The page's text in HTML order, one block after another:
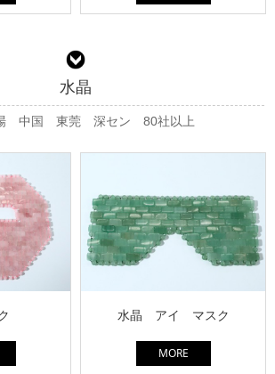
水晶
中国 東莞 深セン 80社以上
水晶 アイ マスク
MORE